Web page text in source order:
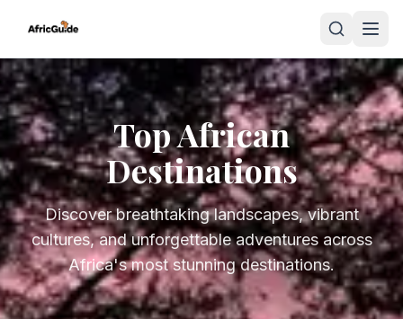
Top African
Destinations
Discover breathtaking landscapes, vibrant
cultures, and unforgettable adventures across
Africa's most stunning destinations.